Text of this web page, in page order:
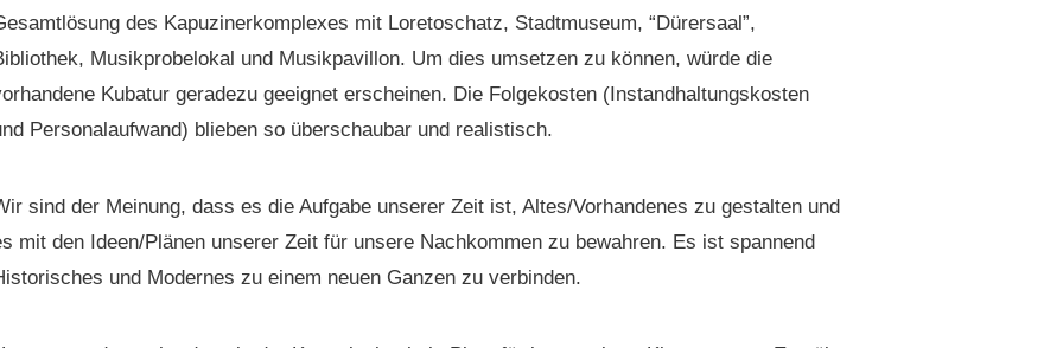
des Kapuzin­erkom­plex­es mit Lore­toschatz, Stadt­mu­se­um, “Dür­ersaal”,
Musikpro­belokal und Musik­pavil­lon. Um dies umset­zen zu kön­nen, würde die
Kubatur ger­adezu geeignet erscheinen. Die Fol­gekosten (Instand­hal­tungskosten
Per­son­alaufwand) blieben so über­schaubar und realistisch.
sind der Mei­n­ung, dass es die Auf­gabe unser­er Zeit ist, Altes/Vorhandenes zu gestal­ten und
mit den Ideen/Plänen unser­er Zeit für unsere Nachkom­men zu bewahren. Es ist span­nend
und Mod­ernes zu einem neuen Ganzen zu verbinden.